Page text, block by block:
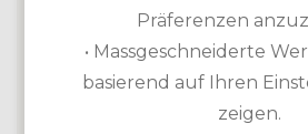
Der hügelige komplett renovierte
Präferenzen
• Massgeschneiderte
basierend auf Ihren
zeigen.